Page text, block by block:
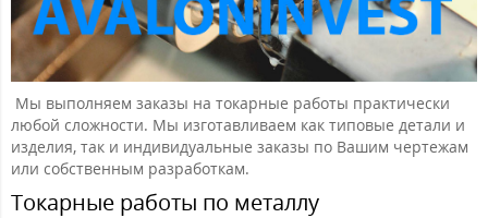
Мы выполняем заказы на токарные работы практически
любой сложности. Мы изготавливаем как типовые детали и
изделия, так и индивидуальные заказы по Вашим чертежам
или собственным разработкам.
Токарные работы по металлу